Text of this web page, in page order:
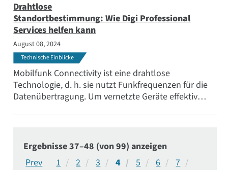
Drahtlose
Standortbestimmung: Wie Digi Professional
Services helfen kann
August 08, 2024
Technische Einblicke
Mobilfunk Connectivity ist eine drahtlose
Technologie, d. h. sie nutzt Funkfrequenzen für die
Datenübertragung. Um vernetzte Geräte effektiv
Ergebnisse 37–48 (von 99) anzeigen
1
2 3 4 5 6
7